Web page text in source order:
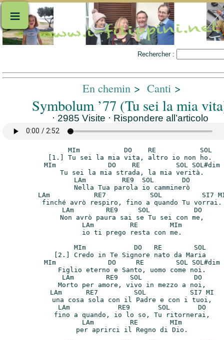
Rechercher :
≡
En chemin > Canti >
Symbolum ’77 (Tu sei la mia
⋅ 2985 Visite ⋅ Rispondere all’articolo
     MIm           DO    RE           SOL
[1.] Tu sei la mia vita, altro io non ho.
MIm             DO    RE         SOL SOL#dim
Tu sei la mia strada, la mia verità.
LAm         RE9  SOL       DO
Nella Tua parola io camminerò
LAm           RE7           SOL          SI7
finché avrò respiro, fino a quando Tu vorrai.
LAm        RE9     SOL           DO
Non avrò paura sai se Tu sei con me,
LAm         RE        MIm
io ti prego resta con me.
     MIm            DO   RE        SOL
[2.] Credo in Te Signore nato da Maria
MIm             DO     RE        SOL SOL#dim
Figlio eterno e Santo, uomo come noi.
LAm        RE9   SOL             DO
Morto per amore, vivo in mezzo a noi,
LAm      RE7         SOL           SI7 MI
una cosa sola con il Padre e con i tuoi,
LAm            RE9       SOL       DO
fino a quando, io lo so, Tu ritornerai,
LAm         RE        MIm
per aprirci il Regno di Dio.